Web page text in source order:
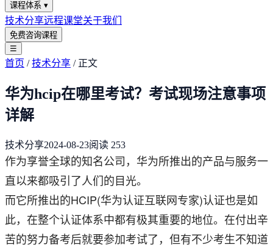
课程体系 ▾
技术分享远程课堂关于我们
免费咨询课程
☰
首页 /技术分享 / 正文
华为hcip在哪里考试？考试现场注意事项
详解
技术分享2024-08-23阅读 253
作为享誉全球的知名公司，华为所推出的产品与服务一
直以来都吸引了人们的目光。
而它所推出的HCIP(华为认证互联网专家)认证也是如
此，在整个认证体系中都有极其重要的地位。在付出辛
苦的努力备考后就要参加考试了，但有不少考生不知道